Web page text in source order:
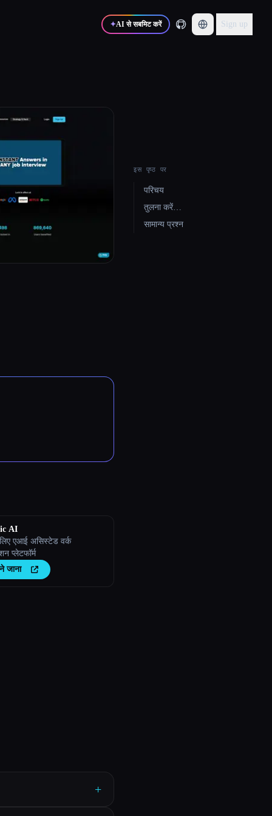
✦AI से सबमिट करें Sign up
AI
एआई असिस्टेड वर्क
प्लेटफॉर्म
जाना
+
इस पृष्ठ पर
परिचय
तुलना करें…
सामान्य प्रश्न